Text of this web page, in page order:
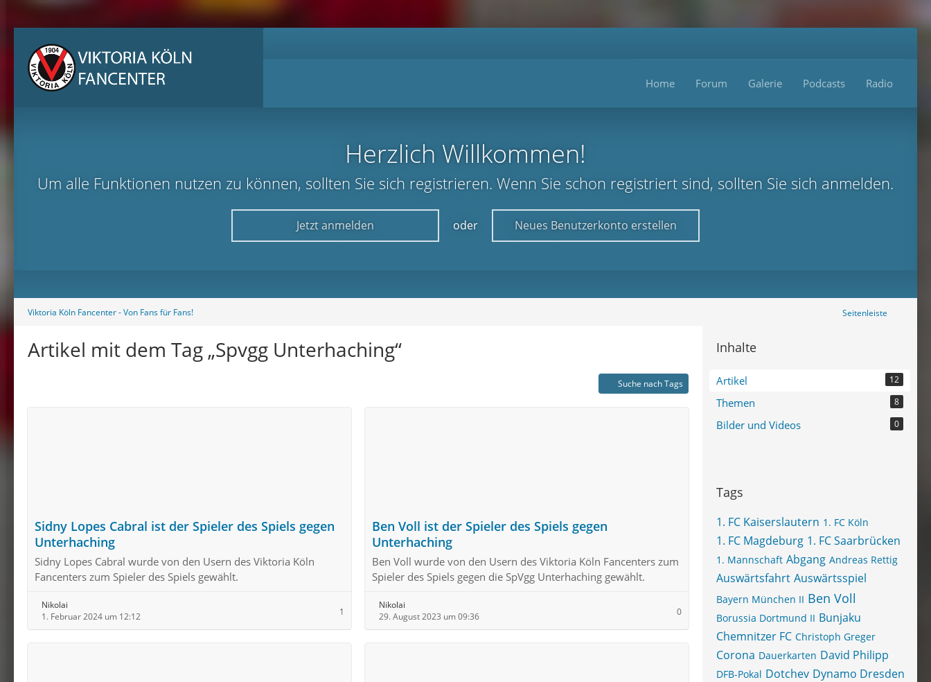
Home Forum Galerie Podcasts Radio
Herzlich Willkommen!
Um alle Funktionen nutzen zu können, sollten Sie sich registrieren. Wenn Sie schon registriert sind, sollten Sie sich anmelden.
Jetzt anmelden oder Neues Benutzerkonto erstellen
Viktoria Köln Fancenter - Von Fans für Fans! Seitenleiste
Artikel mit dem Tag „Spvgg Unterhaching“
Suche nach Tags
Sidny Lopes Cabral ist der Spieler des Spiels gegen
Unterhaching
Sidny Lopes Cabral wurde von den Usern des Viktoria Köln
Fancenters zum Spieler des Spiels gewählt.
Nikolai
1. Februar 2024 um 12:12
1
Ben Voll ist der Spieler des Spiels gegen
Unterhaching
Ben Voll wurde von den Usern des Viktoria Köln Fancenters zum
Spieler des Spiels gegen die SpVgg Unterhaching gewählt.
Nikolai
29. August 2023 um 09:36
0
Inhalte
Artikel 12
Themen 8
Bilder und Videos 0
Tags
1. FC Kaiserslautern 1. FC Köln
1. FC Magdeburg 1. FC Saarbrücken
1. Mannschaft Abgang Andreas Rettig
Auswärtsfahrt Auswärtsspiel
Bayern München II Ben Voll
Borussia Dortmund II Bunjaku
Chemnitzer FC Christoph Greger
Corona Dauerkarten David Philipp
DFB-Pokal Dotchev Dynamo Dresden